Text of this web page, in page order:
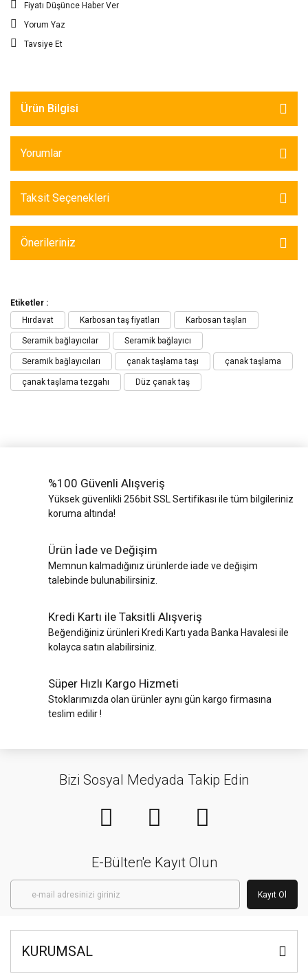
Fiyatı Düşünce Haber Ver
Yorum Yaz
Tavsiye Et
Ürün Bilgisi
Yorumlar
Taksit Seçenekleri
Önerileriniz
Etiketler :
Hırdavat
Karbosan taş fiyatları Karbosan taşları
Seramik bağlayıcılar Seramik bağlayıcı
Seramik bağlayıcıları çanak taşlama taşı çanak taşlama
çanak taşlama tezgahı Düz çanak taş
%100 Güvenli Alışveriş
Yüksek güvenlikli 256bit SSL Sertifikası ile tüm bilgileriniz
koruma altında!
Ürün İade ve Değişim
Memnun kalmadığınız ürünlerde iade ve değişim
talebinde bulunabilirsiniz.
Kredi Kartı ile Taksitli Alışveriş
Beğendiğiniz ürünleri Kredi Kartı yada Banka Havalesi ile
kolayca satın alabilirsiniz.
Süper Hızlı Kargo Hizmeti
Stoklarımızda olan ürünler aynı gün kargo firmasına
teslim edilir !
Bizi Sosyal Medyada Takip Edin
E-Bülten'e Kayıt Olun
Kayıt Ol
KURUMSAL